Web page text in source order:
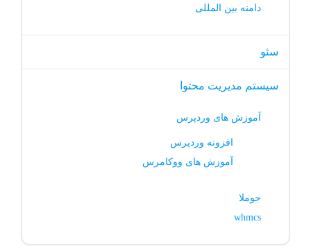
دامنه بین المللی
سئو
سیستم مدیریت محتوا
آموزش های وردپرس
افزونه وردپرس
آموزش های ووکامرس
جوملا
whmcs